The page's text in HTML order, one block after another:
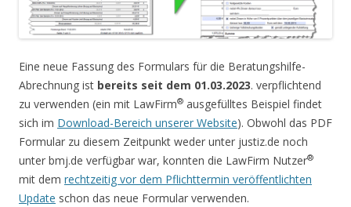
Eine neue Fassung des Formulars für die Beratungshilfe-
Abrechnung ist bereits seit dem 01.03.2023. verpflichtend
zu verwenden (ein mit LawFirm® ausgefülltes Beispiel findet
sich im Download-Bereich unserer Website). Obwohl das PDF
Formular zu diesem Zeitpunkt weder unter justiz.de noch
unter bmj.de verfügbar war, konnten die LawFirm Nutzer®
mit dem rechtzeitig vor dem Pflichttermin veröffentlichten
Update schon das neue Formular verwenden.